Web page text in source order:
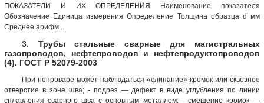
ПОКАЗАТЕЛИ И ИХ ОПРЕДЕЛЕНИЯ Наименование показателя
Обозначение Единица измерения Определение Толщина образца d мм
Среднее арифм...
3. Трубы стальные сварные для магистральных
газопроводов, нефтепроводов и нефтепродуктопроводов
(4). ГОСТ Р 52079-2003
При непроваре может наблюдаться «слипание» кромок или сквозное
отверстие в зоне шва; - подрез — дефект в виде углубления по линии
сплавления сварного шва с основным металлом; - смещение кромок —